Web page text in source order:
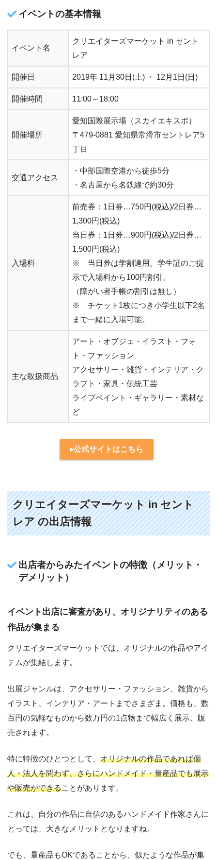
イベントの基本情報
イベント名
クリエイターズマーケット in セント
レア
開催日 2019年 11月30日(土) ・ 12月1日(日)
開催時間 11:00～18:00
開催場所
愛知国際展示場（スカイエキスポ）
〒479-0881 愛知県常滑市セントレア5
丁目
交通アクセス
・中部国際空港から徒歩5分
・名古屋から名鉄線で約30分
入場料
前売券：1日券…750円(税込)/2日券…
1,300円(税込)
当日券：1日券…900円(税込)/2日券…
1,500円(税込)
※ 当日券は学割適用。学生証のご提
示で入場料から100円割引。
（障がい者手帳の割引は無し）
※ チケット1枚につき小学生以下2名
まで一緒に入場可能。
主な取扱商品
アート・オブジェ・イラスト・フォ
ト・ファッション
アクセサリー・雑貨・インテリア・ク
ラフト・家具・伝統工芸
ライブペイント・ギャラリー・素材な
ど
▸公式サイトはこちら
クリエイターズマーケット in セント
レア の出店情報
出店者からみたイベントの特徴（メリット・
デメリット）
イベント出店に審査があり、オリジナリティのある
作品が集まる
クリエイターズマーケットでは、オリジナルの作品やアイ
テムが集結します。
出展ジャンルは、アクセサリー・ファッション、雑貨から
イラスト、インテリア・アートまでさまざま。価格も、数
百円の気軽なものから数万円の1点物まで幅広く展示、販
売されます。
特に特徴のひとつとして、 オリジナルの作品であれば個
人・法人を問わず、さらにハンドメイド・量産品でも展示
や販売ができることがあります。
これは、自分の作品に自信のあるハンドメイド作家さんに
とっては、大きなメリットとなりますね。
でも、量産品もOKであることから、似たような作品が集